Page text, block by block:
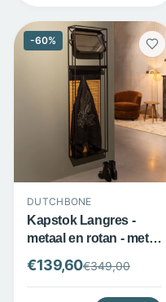
-60%
DUTCHBONE
Kapstok Langres -
metaal en rotan - met
kantelbare spiegel -
zwart - Dutchbone
€139,60€349,00